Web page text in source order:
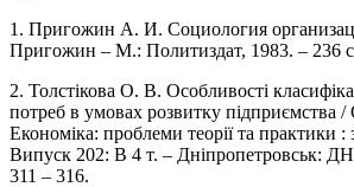
1. Пригожин А. И. Социология
Пригожин – М.: Политиздат, 1983. – 236
2. Толстікова О. В. Особливості
потреб в умовах розвитку підприємства
Економіка: проблеми теорії та практики :
Випуск 202: В 4 т. – Дніпропетровськ:
311 – 316.